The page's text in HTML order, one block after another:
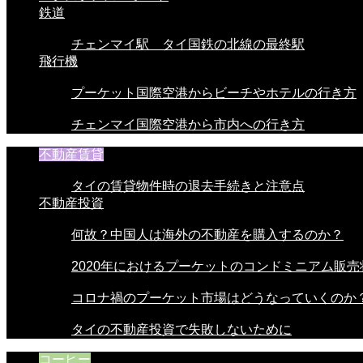
鉄道
チェンマイ駅 タイ国鉄の北線の最終駅
飛行機
プーケット国際空港からビーチやホテルの行き方
チェンマイ国際空港から市内への行き方
不動産賃貸
タイの賃貸物件時の退去手続きと注意点
不動産投資
何故？中国人は海外の不動産を購入するのか？
2020年におけるプーケットのコンドミニアム販売
コロナ禍のプーケット市場はどうなっていくのか
タイの不動産投資で失敗しないために
コーヒー